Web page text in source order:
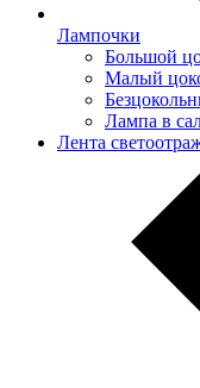
Лампочки
Большой
Малый
Лампа в
Лента